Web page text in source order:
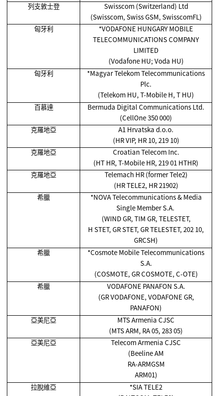
列支敦士登
Swisscom (Switzerland) Ltd
(Swisscom, Swiss GSM, SwisscomFL)
匈牙利
*VODAFONE HUNGARY MOBILE
TELECOMMUNICATIONS COMPANY
LIMITED
(Vodafone HU; Voda HU)
匈牙利
*Magyar Telekom Telecommunications
Plc.
(Telekom HU, T-Mobile H, T HU)
百慕達
Bermuda Digital Communications Ltd.
(CellOne 350 000)
克羅地亞
A1 Hrvatska d.o.o.
(HR VIP, HR 10, 219 10)
克羅地亞
Croatian Telecom Inc.
(HT HR, T-Mobile HR, 219 01 HTHR)
克羅地亞
Telemach HR (former Tele2)
(HR TELE2, HR 21902)
希臘
*NOVA Telecommunications & Media
Single Member S.A.
(WIND GR, TIM GR, TELESTET,
H STET, GR STET, GR TELESTET, 202 10,
GRCSH)
希臘
*Cosmote Mobile Telecommunications
S.A.
(COSMOTE, GR COSMOTE, C-OTE)
希臘
VODAFONE PANAFON S.A.
(GR VODAFONE, VODAFONE GR,
PANAFON)
亞美尼亞
MTS Armenia CJSC
(MTS ARM, RA 05, 283 05)
亞美尼亞
Telecom Armenia CJSC
(Beeline AM
RA-ARMGSM
ARM01)
拉脫維亞
*SIA TELE2